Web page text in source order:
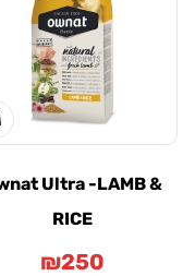
Ownat Ultra -LAMB &
RICE
₪250